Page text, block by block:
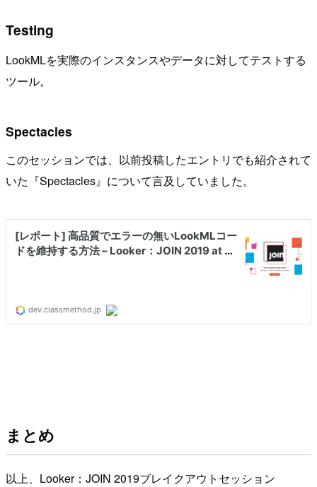
Testing
LookMLを実際のインスタンスやデータに対してテストする
ツール。
Spectacles
このセッションでは、以前投稿したエントリでも紹介されて
いた『Spectacles』について言及していました。
まとめ
以上、Looker：JOIN 2019ブレイクアウトセッション